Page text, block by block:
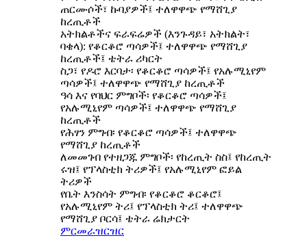
ጠርሙሶች፣ ኩባያዎች፤ ተለዋዋጭ የማሸጊያ
ከረጢቶች
አትክልቶችና ፍራፍሬዎች (እንጉዳይ፣ አትክልት፣
ባቄላ): የቆርቆሮ ጣሳዎች፤ ተለዋዋጭ የማሸጊያ
ከረጢቶች፤ ቴትራ ሪካርት
ስጋ፣ የዶሮ እርባታ፡ የቆርቆሮ ጣሳዎች፤ የአሉሚኒየም
ጣሳዎች፤ ተለዋዋጭ የማሸጊያ ከረጢቶች
ዓሳ እና የባህር ምግቦች፡ የቆርቆሮ ጣሳዎች፤
የአሉሚኒየም ጣሳዎች፤ ተለዋዋጭ የማሸጊያ
ከረጢቶች
የሕፃን ምግብ፡ የቆርቆሮ ጣሳዎች፤ ተለዋዋጭ
የማሸጊያ ከረጢቶች
ለመመገብ የተዘጋጁ ምግቦች፡ የከረጢት ስስ፤ የከረጢት
ሩዝ፤ የፕላስቲክ ትሪዎች፤ የአሉሚኒየም ፎይል
ትሪዎች
የቤት እንስሳት ምግብ፡ የቆርቆሮ ቆርቆሮ፤
የአሉሚኒየም ትሪ፤ የፕላስቲክ ትሪ፤ ተለዋዋጭ
የማሸጊያ ቦርሳ፤ ቴትራ ሬክታርት
ምርመራዝርዝር